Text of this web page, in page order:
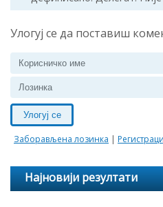
Улогуј се да поставиш
Улогуј се
Заборављена лозинка |
Најновији резултати